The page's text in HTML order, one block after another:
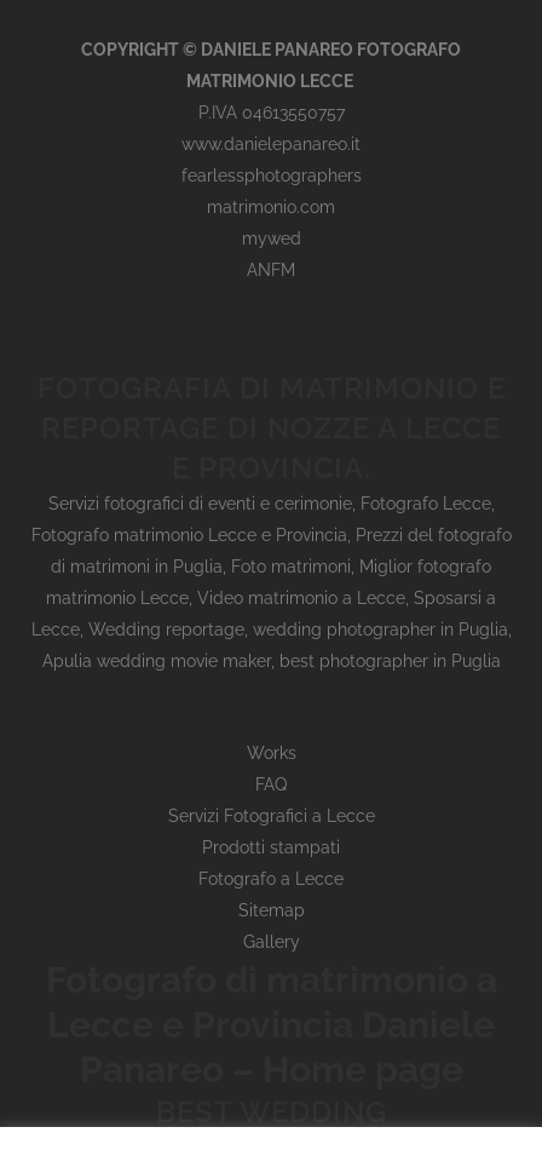
COPYRIGHT © DANIELE PANAREO FOTOGRAFO
MATRIMONIO LECCE
P.IVA 04613550757
www.danielepanareo.it
fearlessphotographers
matrimonio.com
mywed
ANFM
Servizi fotografici di eventi e cerimonie, Fotografo Lecce,
Fotografo matrimonio Lecce e Provincia
Prezzi del fotografo
di matrimoni in Puglia
Foto matrimoni
Miglior fotografo
matrimonio Lecce Video matrimonio a Lecce Sposarsi a
Lecce, Wedding reportage, wedding photographer in Puglia,
Apulia wedding movie maker, best photographer in Puglia
Works
FAQ
Servizi Fotografici a Lecce
Prodotti stampati
Fotografo a Lecce
Sitemap
Gallery